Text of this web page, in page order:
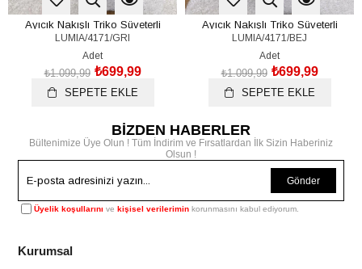
Ayıcık Nakışlı Triko Süveterli
Gömlekli Etekli Kız Çocuk 3lü
Takım (1-2/2-3/3-4/4-5 Yaş)
LUMIA/4171/GRI
Adet
₺699,99
₺1.099,99
SEPETE EKLE
Ayıcık Nakışlı Triko Süveterli
Gömlekli Etekli Kız Çocuk 3lü
Takım (1-2/2-3/3-4/4-5 Yaş)
LUMIA/4171/BEJ
Adet
₺699,99
₺1.099,99
SEPETE EKLE
BİZDEN HABERLER
Bültenimize Üye Olun ! Tüm İndirim ve Fırsatlardan İlk Sizin Haberiniz
Olsun !
Gönder
Üyelik koşullarını ve kişisel verilerimin korunmasını kabul ediyorum.
Kurumsal